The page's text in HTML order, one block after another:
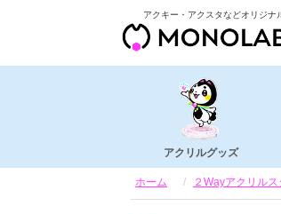
アクキー・アクスタなどオリジナ
アクリルグッズ
ホーム ２Wayアクリル